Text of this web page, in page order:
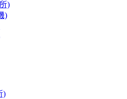
)
)
)